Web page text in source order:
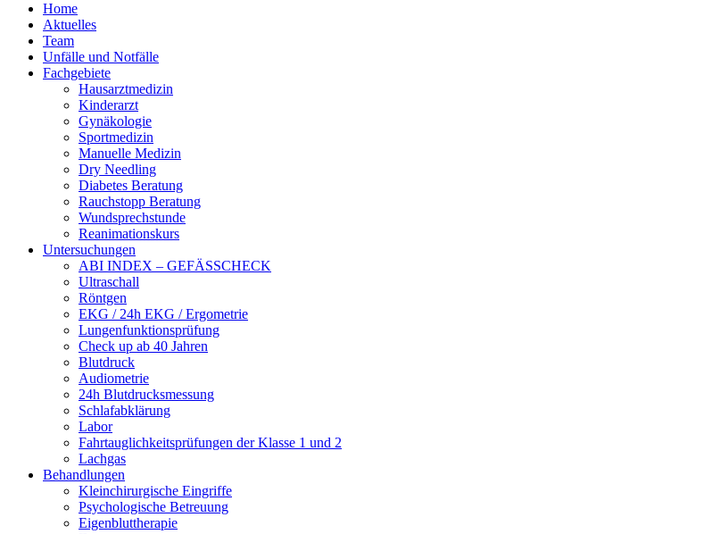
Home
Aktuelles
Team
Unfälle und Notfälle
Fachgebiete
Hausarztmedizin
Kinderarzt
Gynäkologie
Sportmedizin
Manuelle Medizin
Dry Needling
Diabetes Beratung
Rauchstopp Beratung
Wundsprechstunde
Reanimationskurs
Untersuchungen
ABI INDEX – GEFÄSSCHECK
Ultraschall
Röntgen
EKG / 24h EKG / Ergometrie
Lungenfunktionsprüfung
Check up ab 40 Jahren
Blutdruck
Audiometrie
24h Blutdrucksmessung
Schlafabklärung
Labor
Fahrtauglichkeitsprüfungen der Klasse 1 und 2
Lachgas
Behandlungen
Kleinchirurgische Eingriffe
Psychologische Betreuung
Eigenbluttherapie